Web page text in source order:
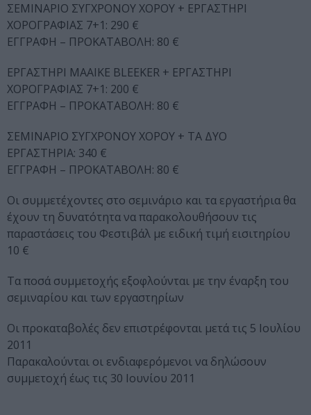
ΣΕΜΙΝΑΡΙΟ ΣΥΓΧΡΟΝΟΥ ΧΟΡΟΥ + ΕΡΓΑΣΤΗΡΙ
ΧΟΡΟΓΡΑΦΙΑΣ 7+1: 290 €
ΕΓΓΡΑΦΗ – ΠΡΟΚΑΤΑΒΟΛΗ: 80 €
ΕΡΓΑΣΤΗΡΙ MAAIKE BLEEKER + ΕΡΓΑΣΤΗΡΙ
ΧΟΡΟΓΡΑΦΙΑΣ 7+1: 200 €
ΕΓΓΡΑΦΗ – ΠΡΟΚΑΤΑΒΟΛΗ: 80 €
ΣΕΜΙΝΑΡΙΟ ΣΥΓΧΡΟΝΟΥ ΧΟΡΟΥ + ΤΑ ΔΥΟ
ΕΡΓΑΣΤΗΡΙΑ: 340 €
ΕΓΓΡΑΦΗ – ΠΡΟΚΑΤΑΒΟΛΗ: 80 €
Οι συμμετέχοντες στο σεμινάριο και τα εργαστήρια θα
έχουν τη δυνατότητα να παρακολουθήσουν τις
παραστάσεις του Φεστιβάλ με ειδική τιμή εισιτηρίου
10 €
Τα ποσά συμμετοχής εξοφλούνται με την έναρξη του
σεμιναρίου και των εργαστηρίων
Οι προκαταβολές δεν επιστρέφονται μετά τις 5 Ιουλίου
2011
Παρακαλούνται οι ενδιαφερόμενοι να δηλώσουν
συμμετοχή έως τις 30 Ιουνίου 2011